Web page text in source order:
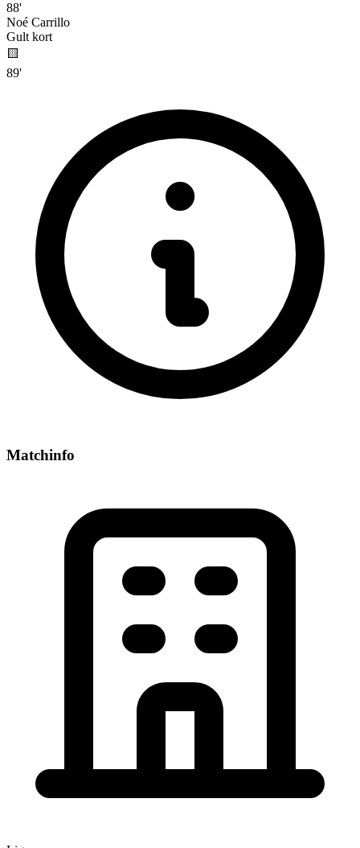
88'
Noé Carrillo
Gult kort
🟨
89'
Matchinfo